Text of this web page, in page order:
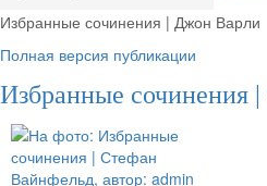
Избранные сочинения | Джон Варли
Полная версия публикации
Избранные сочинения